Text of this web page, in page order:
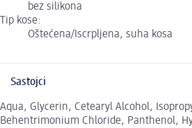
bez silikona
Tip kose:
Oštećena/Iscrpljena, suha kosa
Sastojci
Aqua, Glycerin, Cetearyl Alcohol,
Behentrimonium Chloride, Panthenol,